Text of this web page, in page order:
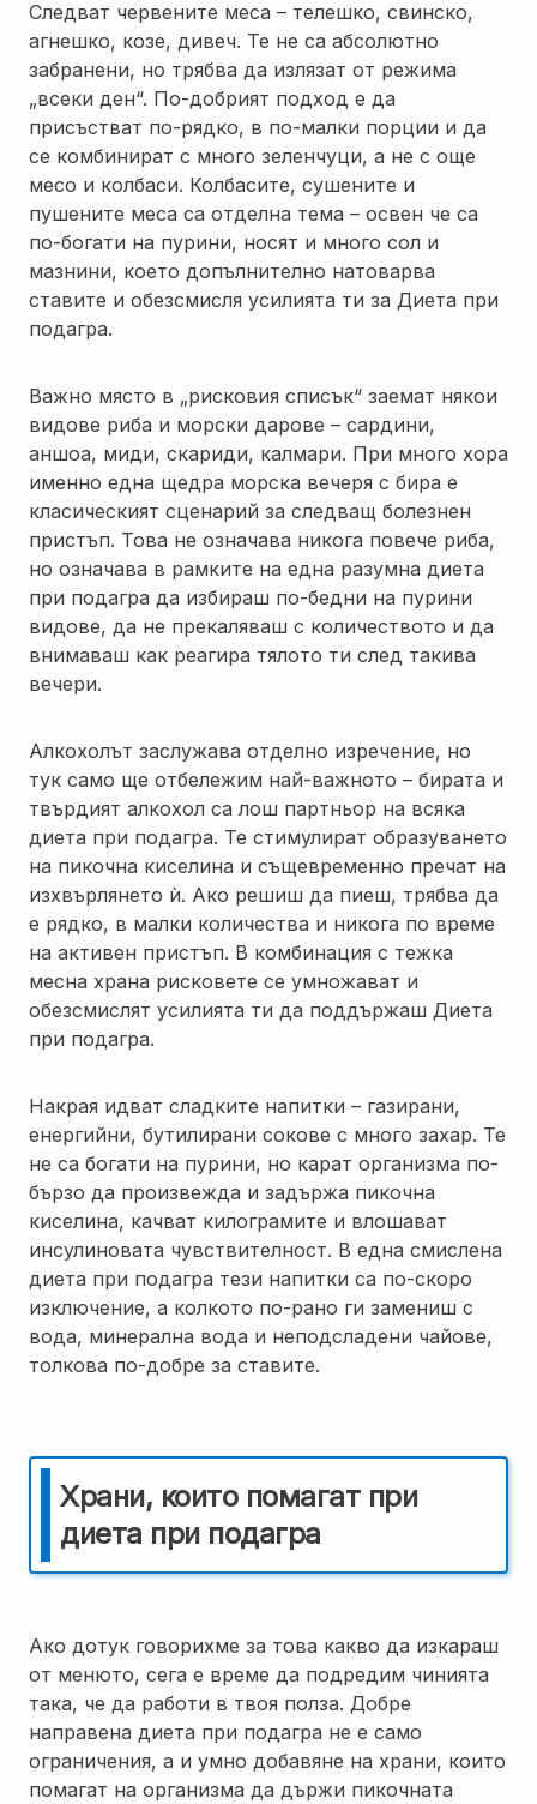
Следват червените меса – телешко, свинско,
агнешко, козе, дивеч. Те не са абсолютно
забранени, но трябва да излязат от режима
„всеки ден“. По-добрият подход е да
присъстват по-рядко, в по-малки порции и да
се комбинират с много зеленчуци, а не с още
месо и колбаси. Колбасите, сушените и
пушените меса са отделна тема – освен че са
по-богати на пурини, носят и много сол и
мазнини, което допълнително натоварва
ставите и обезсмисля усилията ти за Диета при
подагра.
Важно място в „рисковия списък“ заемат някои
видове риба и морски дарове – сардини,
аншоа, миди, скариди, калмари. При много хора
именно една щедра морска вечеря с бира е
класическият сценарий за следващ болезнен
пристъп. Това не означава никога повече риба,
но означава в рамките на една разумна диета
при подагра да избираш по-бедни на пурини
видове, да не прекаляваш с количеството и да
внимаваш как реагира тялото ти след такива
вечери.
Алкохолът заслужава отделно изречение, но
тук само ще отбележим най-важното – бирата и
твърдият алкохол са лош партньор на всяка
диета при подагра. Те стимулират образуването
на пикочна киселина и същевременно пречат на
изхвърлянето ѝ. Ако решиш да пиеш, трябва да
е рядко, в малки количества и никога по време
на активен пристъп. В комбинация с тежка
месна храна рисковете се умножават и
обезсмислят усилията ти да поддържаш Диета
при подагра.
Накрая идват сладките напитки – газирани,
енергийни, бутилирани сокове с много захар. Те
не са богати на пурини, но карат организма по-
бързо да произвежда и задържа пикочна
киселина, качват килограмите и влошават
инсулиновата чувствителност. В една смислена
диета при подагра тези напитки са по-скоро
изключение, а колкото по-рано ги замениш с
вода, минерална вода и неподсладени чайове,
толкова по-добре за ставите.
Храни, които помагат при
диета при подагра
Ако дотук говорихме за това какво да изкараш
от менюто, сега е време да подредим чинията
така, че да работи в твоя полза. Добре
направена диета при подагра не е само
ограничения, а и умно добавяне на храни, които
помагат на организма да държи пикочната